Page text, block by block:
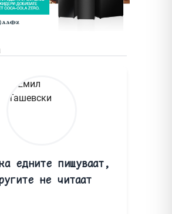
едните пишуваат,
не читаат